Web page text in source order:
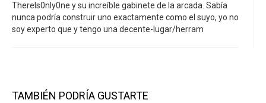
ThereIs0nly0ne y su increíble gabinete de la arcada. Sabía
nunca podría construir uno exactamente como el suyo, yo no
soy experto que y tengo una decente-lugar/herram
TAMBIÉN PODRÍA GUSTARTE